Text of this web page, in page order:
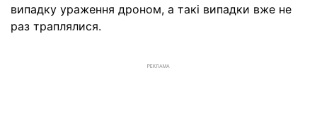
випадку ураження дроном, а такі випадки вже не
раз траплялися.
РЕКЛАМА